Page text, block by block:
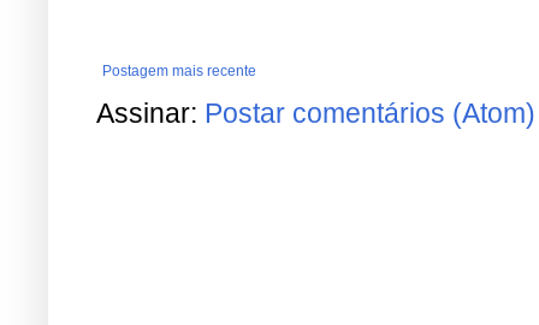
Postagem mais recente
Assinar: Postar comentários (Atom)